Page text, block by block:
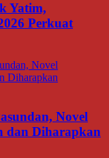
Yatim,
Perkuat
Novel
dan Diharapkan